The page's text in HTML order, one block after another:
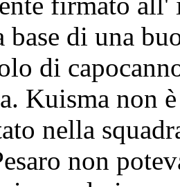
di una
di
Kuisma non
nella
non